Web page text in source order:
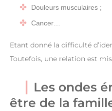
Douleurs musculaires ;
Cancer…
Etant donné la difficulté
Toutefois, une relation est
Les ondes
être de la